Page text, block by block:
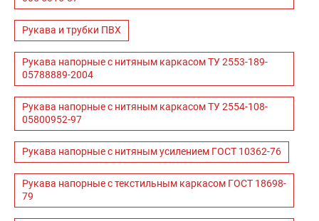
Рукава и трубки ПВХ
Рукава напорные с нитяным каркасом ТУ 2553-189-
05788889-2004
Рукава напорные с нитяным каркасом ТУ 2554-108-
05800952-97
Рукава напорные с нитяным усилением ГОСТ 10362-76
Рукава напорные с текстильным каркасом ГОСТ 18698-
79